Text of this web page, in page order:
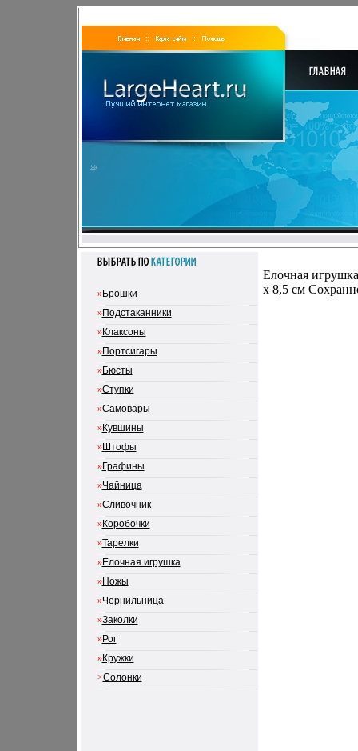
»Брошки
»Подстаканники
»Клаксоны
»Портсигары
»Бюсты
»Ступки
»Самовары
»Кувшины
»Штофы
»Графины
»Чайница
»Сливочник
»Коробочки
»Тарелки
»Елочная игрушка
»Ножы
»Чернильница
»Заколки
»Рог
»Кружки
>Солонки
Елочная
х 8,5 см